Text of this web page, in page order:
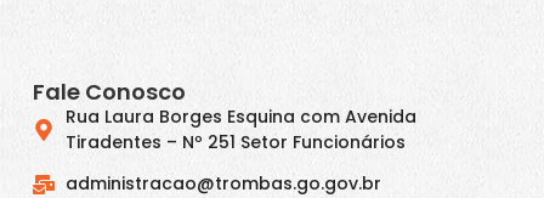
Fale Conosco
Rua Laura Borges Esquina com Avenida
Tiradentes – Nº 251 Setor Funcionários
administracao@trombas.go.gov.br